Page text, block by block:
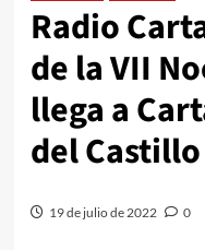
Radio
de la VII
llega a
del Castillo
19 de julio de 2022 0